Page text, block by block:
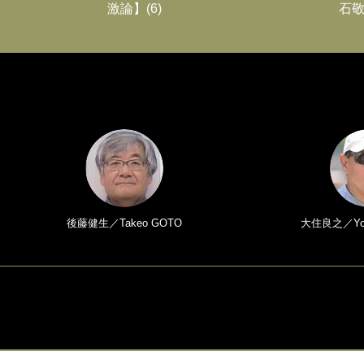
激論】(6)
石
後藤健生／Takeo GOTO 大住良之／